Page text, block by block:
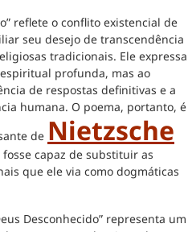
reflete o conflito existencial de
seu desejo de transcendência
tradicionais. Ele expressa
profunda, mas ao
de respostas definitivas e a
humana. O poema, portanto, é
de Nietzsche
capaz de substituir as
que ele via como dogmáticas
Desconhecido” representa um